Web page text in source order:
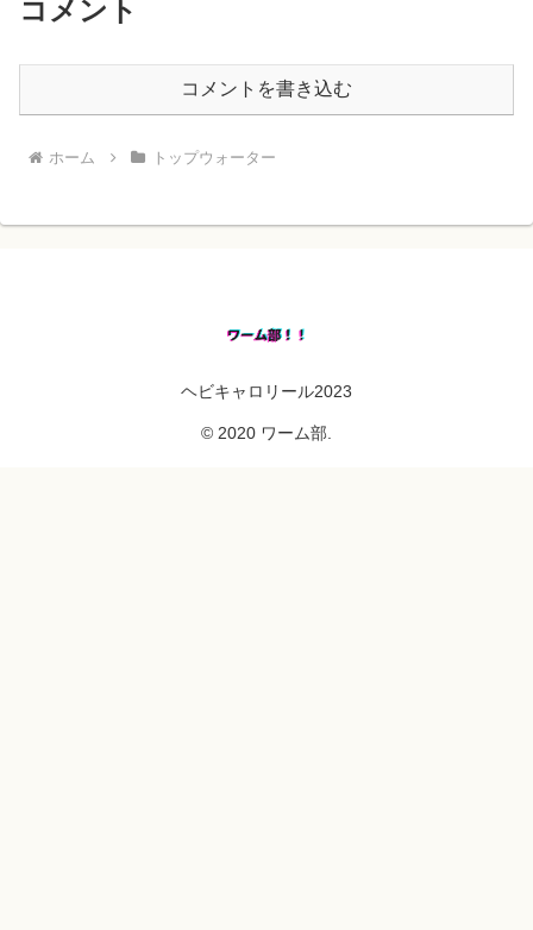
コメント
コメントを書き込む
ホーム トップウォーター
ヘビキャロリール2023
© 2020 ワーム部.